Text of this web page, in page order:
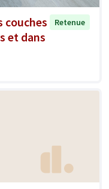
et dans
Retenue